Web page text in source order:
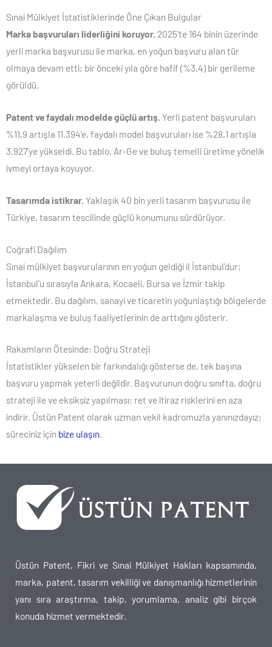
Sınai Mülkiyet İstatistiklerinde Öne Çıkan Bulgular
Marka başvuruları liderliğini koruyor. 2025’te 164 binin üzerinde
yerli marka başvurusu ile marka, en yoğun başvuru alan tür
olmaya devam etti; bir önceki yıla göre hafif (%3,4) bir gerileme
görüldü.
Patent ve faydalı modelde güçlü artış. Yerli patent başvuruları
%11,9 artışla 11.394’e, faydalı model başvuruları ise %28,1 artışla
3.927’ye yükseldi. Bu tablo, Ar-Ge ve buluş temelli üretime yönelik
ivmeyi ortaya koyuyor.
Tasarımda istikrar. Yaklaşık 40 bin yerli tasarım başvurusu ile
Türkiye, tasarım tescilinde güçlü konumunu sürdürüyor.
Coğrafi Dağılım
Sınai mülkiyet başvurularının en yoğun geldiği il İstanbul’dur;
İstanbul’u sırasıyla Ankara, Kocaeli, Bursa ve İzmir takip
etmektedir. Bu dağılım, sanayi ve ticaretin yoğunlaştığı bölgelerde
markalaşma ve buluş faaliyetlerinin de arttığını gösterir.
Rakamların Ötesinde: Doğru Strateji
İstatistikler yükselen bir farkındalığı gösterse de, tek başına
başvuru yapmak yeterli değildir. Başvurunun doğru sınıfta, doğru
strateji ile ve eksiksiz yapılması; ret ve itiraz risklerini en aza
indirir. Üstün Patent olarak uzman vekil kadromuzla yanınızdayız;
süreciniz için bize ulaşın.
Üstün Patent, Fikri ve Sınai Mülkiyet Hakları kapsamında,
marka, patent, tasarım vekilliği ve danışmanlığı hizmetlerinin
yanı sıra araştırma, takip, yorumlama, analiz gibi birçok
konuda hizmet vermektedir.